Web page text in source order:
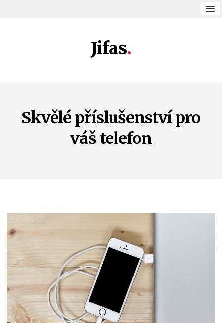
Jifas
Skvělé příslušenství pro
váš telefon